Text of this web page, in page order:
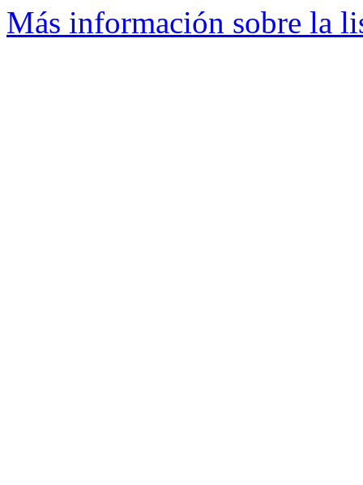
Más información sobre la